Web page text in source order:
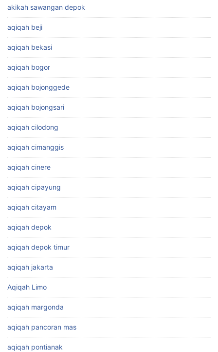
akikah sawangan depok
aqiqah beji
aqiqah bekasi
aqiqah bogor
aqiqah bojonggede
aqiqah bojongsari
aqiqah cilodong
aqiqah cimanggis
aqiqah cinere
aqiqah cipayung
aqiqah citayam
aqiqah depok
aqiqah depok timur
aqiqah jakarta
Aqiqah Limo
aqiqah margonda
aqiqah pancoran mas
aqiqah pontianak